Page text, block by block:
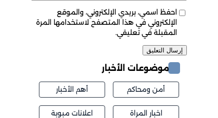
احفظ اسمي، بريدي الإلكتروني، والموقع
الإلكتروني في هذا المتصفح لاستخدامها المرة
المقبلة في تعليقي.
موضوعات الأخبار
أمن ومحاكم أهم الأخبار
اخبار المراة اعلانات مبوبة